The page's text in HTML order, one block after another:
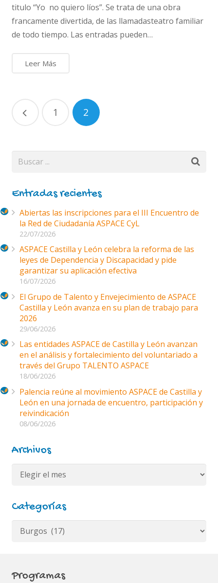
titulo “Yo no quiero líos”. Se trata de una obra
francamente divertida, de las llamadasteatro familiar
de todo tiempo. Las entradas pueden…
Leer Más
1 2
Entradas recientes
Abiertas las inscripciones para el III Encuentro de
la Red de Ciudadanía ASPACE CyL
22/07/2026
ASPACE Castilla y León celebra la reforma de las
leyes de Dependencia y Discapacidad y pide
garantizar su aplicación efectiva
16/07/2026
El Grupo de Talento y Envejecimiento de ASPACE
Castilla y León avanza en su plan de trabajo para
2026
29/06/2026
Las entidades ASPACE de Castilla y León avanzan
en el análisis y fortalecimiento del voluntariado a
través del Grupo TALENTO ASPACE
18/06/2026
Palencia reúne al movimiento ASPACE de Castilla y
León en una jornada de encuentro, participación y
reivindicación
08/06/2026
Archivos
Archivos
Categorías
Categorías
Programas